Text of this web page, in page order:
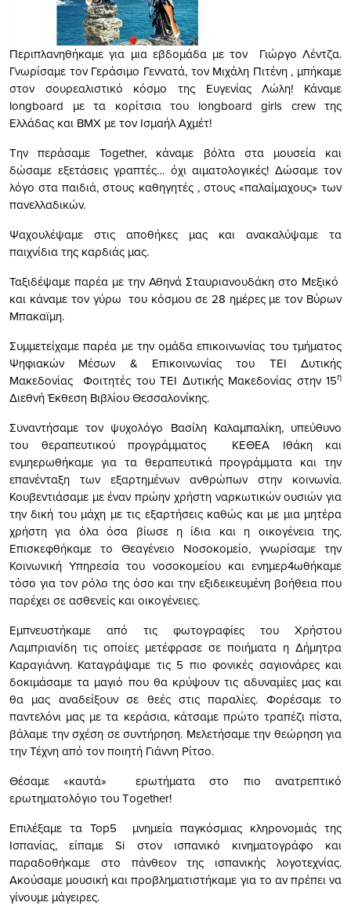
Περιπλανηθήκαμε για μια εβδομάδα με τον Γιώργο Λέντζα.
Γνωρίσαμε τον Γεράσιμο Γεννατά, τον Μιχάλη Πιτένη , μπήκαμε
στον σουρεαλιστικό κόσμο της Ευγενίας Λώλη! Κάναμε
longboard με τα κορίτσια του longboard girls crew της
Ελλάδας και BMX με τον Ισμαήλ Αχμέτ!
Την περάσαμε Τοgether, κάναμε βόλτα στα μουσεία και
δώσαμε εξετάσεις γραπτές… όχι αιματολογικές! Δώσαμε τον
λόγο στα παιδιά, στους καθηγητές , στους «παλαίμαχους» των
πανελλαδικών.
Ψαχουλέψαμε στις αποθήκες μας και ανακαλύψαμε τα
παιχνίδια της καρδιάς μας.
Ταξιδέψαμε παρέα με την Αθηνά Σταυριανουδάκη στο Μεξικό
και κάναμε τον γύρω του κόσμου σε 28 ημέρες με τον Βύρων
Μπακαϊμη.
Συμμετείχαμε παρέα με την ομάδα επικοινωνίας του τμήματος
Ψηφιακών Μέσων & Επικοινωνίας του ΤΕΙ Δυτικής
Μακεδονίας Φοιτητές του ΤΕΙ Δυτικής Μακεδονίας στην 15η
Διεθνή Έκθεση Βιβλίου Θεσσαλονίκης.
Συναντήσαμε τον ψυχολόγο Βασίλη Καλαμπαλίκη, υπεύθυνο
του θεραπευτικού προγράμματος ΚΕΘΕΑ Ιθάκη και
ενμηερωθήκαμε για τα θεραπευτικά προγράμματα και την
επανένταξη των εξαρτημένων ανθρώπων στην κοινωνία.
Κουβεντιάσαμε με έναν πρώην χρήστη ναρκωτικών ουσιών για
την δική του μάχη με τις εξαρτήσεις καθώς και με μια μητέρα
χρήστη για όλα όσα βίωσε η ίδια και η οικογένεια της.
Επισκεφθήκαμε το Θεαγένειο Νοσοκομείο, γνωρίσαμε την
Κοινωνική Υπηρεσία του νοσοκομείου και ενημερ4ωθήκαμε
τόσο για τον ρόλο της όσο και την εξιδεικευμένη βοήθεια που
παρέχει σε ασθενείς και οικογένειες.
Εμπνευστήκαμε από τις φωτογραφίες του Χρήστου
Λαμπριανίδη τις οποίες μετέφρασε σε ποιήματα η Δήμητρα
Καραγιάννη. Καταγράψαμε τις 5 πιο φονικές σαγιονάρες και
δοκιμάσαμε τα μαγιό που θα κρύψουν τις αδυναμίες μας και
θα μας αναδείξουν σε θεές στις παραλίες. Φορέσαμε το
παντελόνι μας με τα κεράσια, κάτσαμε πρώτο τραπέζι πίστα,
βάλαμε την σχέση σε συντήρηση. Μελετήσαμε την θεώρηση για
την Τέχνη από τον ποιητή Γιάννη Ρίτσο.
Θέσαμε «καυτά» ερωτήματα στο πιο ανατρεπτικό
ερωτηματολόγιο του Τogether!
Επιλέξαμε τα Top5 μνημεία παγκόσμιας κληρονομιάς της
Ισπανίας, είπαμε Si στον ισπανικό κινηματογράφο και
παραδοθήκαμε στο πάνθεον της ισπανικής λογοτεχνίας.
Ακούσαμε μουσική και προβληματιστήκαμε για το αν πρέπει να
γίνουμε μάγειρες.